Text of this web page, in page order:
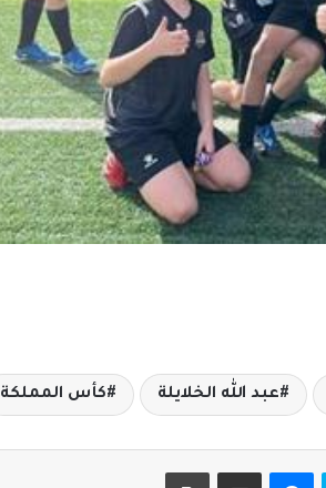
عبد الله الخلايلة كأس المملكة
سكايب ماسنجر مشاركة عبر البريد طباعة